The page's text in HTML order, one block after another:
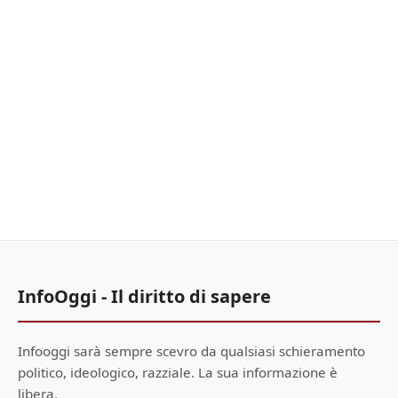
InfoOggi - Il diritto di sapere
Infooggi sarà sempre scevro da qualsiasi schieramento
politico, ideologico, razziale. La sua informazione è
libera.